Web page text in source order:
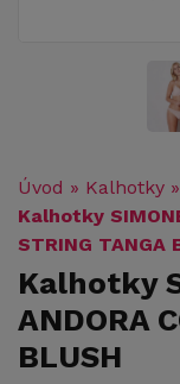
Úvod » Kalhotky »
Kalhotky
STRING TANGA
Kalhotky
ANDORA
BLUSH